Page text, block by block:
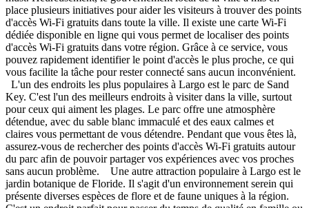
place plusieurs initiatives pour aider les visiteurs à trouver des points
d'accès Wi-Fi gratuits dans toute la ville. Il existe une carte Wi-Fi
dédiée disponible en ligne qui vous permet de localiser des points
d'accès Wi-Fi gratuits dans votre région. Grâce à ce service, vous
pouvez rapidement identifier le point d'accès le plus proche, ce qui
vous facilite la tâche pour rester connecté sans aucun inconvénient.
L'un des endroits les plus populaires à Largo est le parc de Sand
Key. C'est l'un des meilleurs endroits à visiter dans la ville, surtout
pour ceux qui aiment les plages. Le parc offre une atmosphère
détendue, avec du sable blanc immaculé et des eaux calmes et
claires vous permettant de vous détendre. Pendant que vous êtes là,
assurez-vous de rechercher des points d'accès Wi-Fi gratuits autour
du parc afin de pouvoir partager vos expériences avec vos proches
sans aucun problème. Une autre attraction populaire à Largo est le
jardin botanique de Floride. Il s'agit d'un environnement serein qui
présente diverses espèces de flore et de faune uniques à la région.